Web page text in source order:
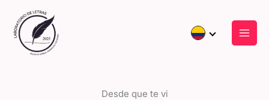
contenido
Desde que te vi